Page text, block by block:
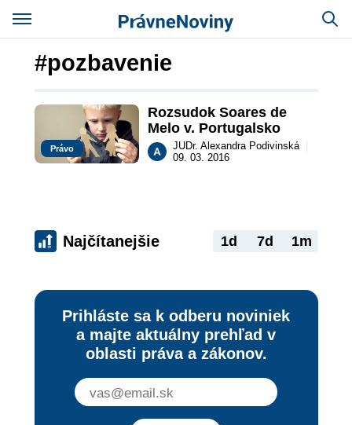
#pozbavenie
Právo
Rozsudok Soares de
Melo v. Portugalsko
JUDr. Alexandra Podivinská
09. 03. 2016
Najčítanejšie 1d 7d 1m
Prihláste sa k odberu noviniek
a majte aktuálny prehľad v
oblasti práva a zákonov.